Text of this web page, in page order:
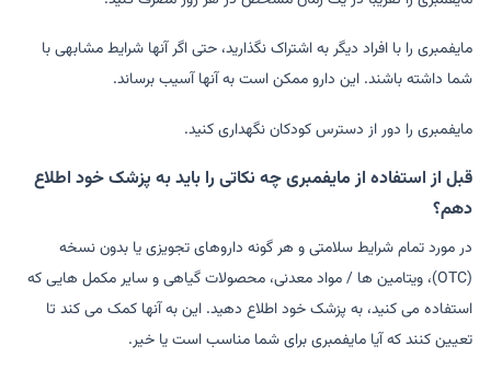
مایفمبری را با افراد دیگر به اشتراک نگذارید، حتی اگر آنها شرایط مشابهی با
شما داشته باشند. این دارو ممکن است به آنها آسیب برساند.
مایفمبری را دور از دسترس کودکان نگهداری کنید.
قبل از استفاده از مایفمبری چه نکاتی را باید به پزشک خود اطلاع
دهم؟
در مورد تمام شرایط سلامتی و هر گونه داروهای تجویزی یا بدون نسخه
(OTC)، ویتامین ها / مواد معدنی، محصولات گیاهی و سایر مکمل هایی که
استفاده می کنید، به پزشک خود اطلاع دهید. این به آنها کمک می کند تا
تعیین کنند که آیا مایفمبری برای شما مناسب است یا خیر.